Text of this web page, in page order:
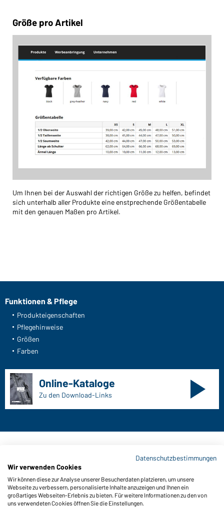
Größe pro Artikel
Um Ihnen bei der Auswahl der richtigen Größe zu helfen, befindet
sich unterhalb aller Produkte eine enstprechende Größentabelle
mit den genauen Maßen pro Artikel.
Funktionen & Pflege
Produkteigenschaften
Pflegehinweise
Größen
Farben
Online-Kataloge
Zu den Download-Links
Gustav Daiber GmbH
Vor dem Weißen Stein 25-31
D-72461 Albstadt
Datenschutzbestimmungen
Wir verwenden Cookies
Wir können diese zur Analyse unserer Besucherdaten platzieren, um unsere
Webseite zu verbessern, personalisierte Inhalte anzuzeigen und Ihnen ein
großartiges Webseiten-Erlebnis zu bieten. Für weitere Informationen zu den von
uns verwendeten Cookies öffnen Sie die Einstellungen.